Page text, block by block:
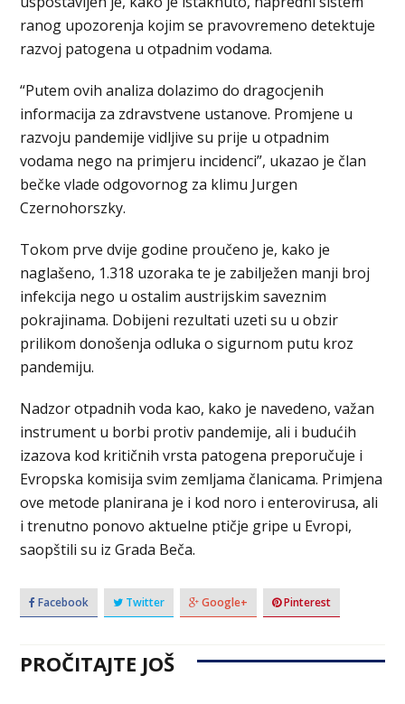
ranog upozorenja kojim se pravovremeno detektuje
razvoj patogena u otpadnim vodama.
“Putem ovih analiza dolazimo do dragocjenih
informacija za zdravstvene ustanove. Promjene u
razvoju pandemije vidljive su prije u otpadnim
vodama nego na primjeru incidenci”, ukazao je član
bečke vlade odgovornog za klimu Jurgen
Czernohorszky.
Tokom prve dvije godine proučeno je, kako je
naglašeno, 1.318 uzoraka te je zabilježen manji broj
infekcija nego u ostalim austrijskim saveznim
pokrajinama. Dobijeni rezultati uzeti su u obzir
prilikom donošenja odluka o sigurnom putu kroz
pandemiju.
Nadzor otpadnih voda kao, kako je navedeno, važan
instrument u borbi protiv pandemije, ali i budućih
izazova kod kritičnih vrsta patogena preporučuje i
Evropska komisija svim zemljama članicama. Primjena
ove metode planirana je i kod noro i enterovirusa, ali
i trenutno ponovo aktuelne ptičje gripe u Evropi,
saopštili su iz Grada Beča.
Facebook Twitter Google+ Pinterest
PROČITAJTE JOŠ